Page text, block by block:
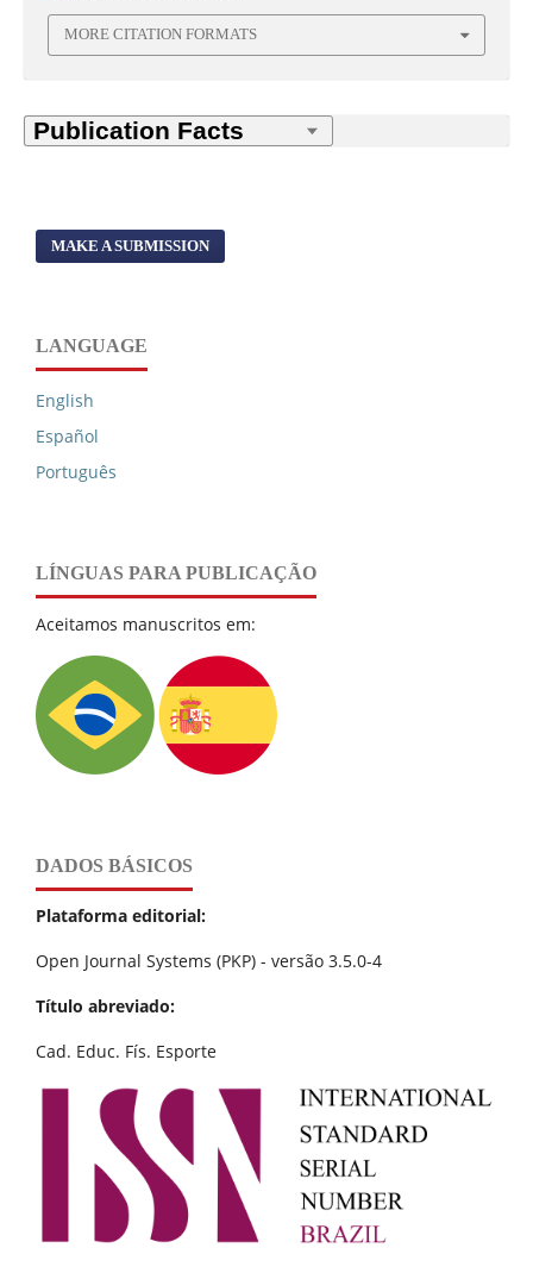
MORE CITATION FORMATS
MAKE A SUBMISSION
LANGUAGE
English
Español
Português
LÍNGUAS PARA PUBLICAÇÃO
Aceitamos manuscritos em:
DADOS BÁSICOS
Plataforma editorial:
Open Journal Systems (PKP) - versão 3.5.0-4
Título abreviado:
Cad. Educ. Fís. Esporte